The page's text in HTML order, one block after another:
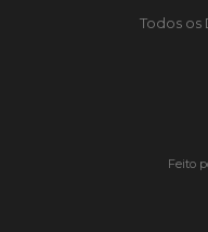
Todos os
Feito